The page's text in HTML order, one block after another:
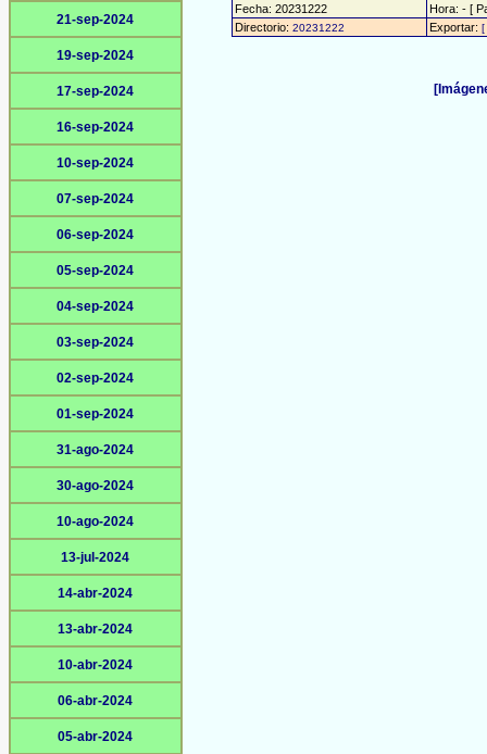
21-sep-2024
19-sep-2024
17-sep-2024
16-sep-2024
10-sep-2024
07-sep-2024
06-sep-2024
05-sep-2024
04-sep-2024
03-sep-2024
02-sep-2024
01-sep-2024
31-ago-2024
30-ago-2024
10-ago-2024
13-jul-2024
14-abr-2024
13-abr-2024
10-abr-2024
06-abr-2024
05-abr-2024
Fecha: 20231222
Hora: - [
Directorio: 20231222 Exportar: [